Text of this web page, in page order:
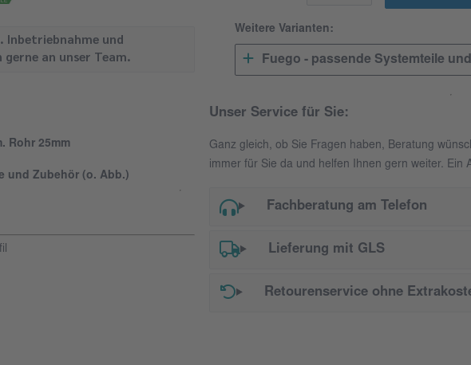
Inbetriebnahme und
gerne an unser Team.
Rohr 25mm
und Zubehör (o. Abb.)
Weitere Varianten:
Fuego - passende Systemteile
Unser Service für Sie:
Ganz gleich, ob Sie Fragen haben, Beratung
immer für Sie da und helfen Ihnen gern weiter. Ein
Fachberatung am Telefon
Lieferung mit GLS
Retourenservice ohne